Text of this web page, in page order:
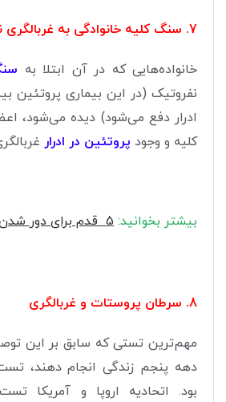
7. سنگ کلیه خانوادگی به غربالگری نیاز دارد
خانواده‌هایی که در آن ابتلا به
نفروتیک (در این بیماری پروتئین
ادرار دفع می‌شود) دیده می‌شود،
کلیه و وجود پروتئین در ادرار
بیشتر بخوانید:
5 قدم برای دور
8. سرطان پروستات و غربالگری
مهم‌ترین تستی که سابق بر این
دهه پنجم زندگی انجام دهند،
بود. اتحادیه اروپا و آمریکا